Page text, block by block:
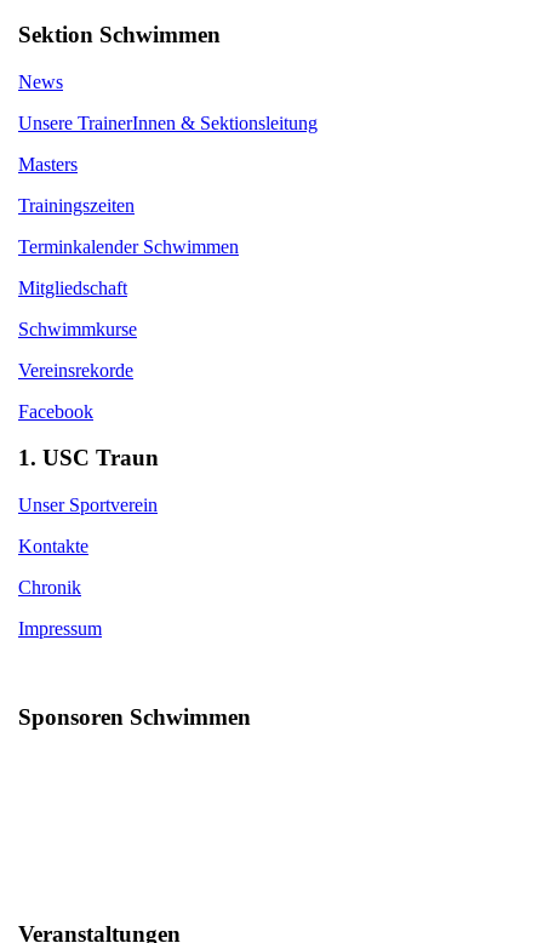
Sektion Schwimmen
News
Unsere TrainerInnen & Sektionsleitung
Masters
Trainingszeiten
Terminkalender Schwimmen
Mitgliedschaft
Schwimmkurse
Vereinsrekorde
Facebook
1. USC Traun
Unser Sportverein
Kontakte
Chronik
Impressum
Sponsoren Schwimmen
Veranstaltungen